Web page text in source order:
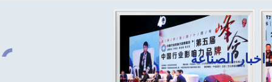
اخبار الصناعة